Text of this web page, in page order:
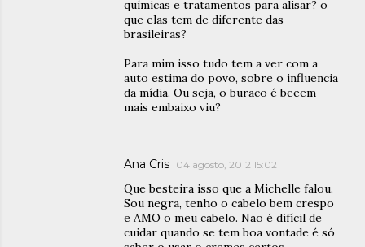
químicas e tratamentos para alisar? o
que elas tem de diferente das
brasileiras?
Para mim isso tudo tem a ver com a
auto estima do povo, sobre o influencia
da mídia. Ou seja, o buraco é beeem
mais embaixo viu?
Ana Cris 04 agosto, 2012 15:02
Que besteira isso que a Michelle falou.
Sou negra, tenho o cabelo bem crespo
e AMO o meu cabelo. Não é difícil de
cuidar quando se tem boa vontade é só